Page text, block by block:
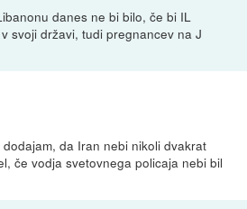
danes ne bi bilo, če bi IL
svoji državi, tudi pregnancev na J
da Iran nebi nikoli dvakrat
če vodja svetovnega policaja nebi bil